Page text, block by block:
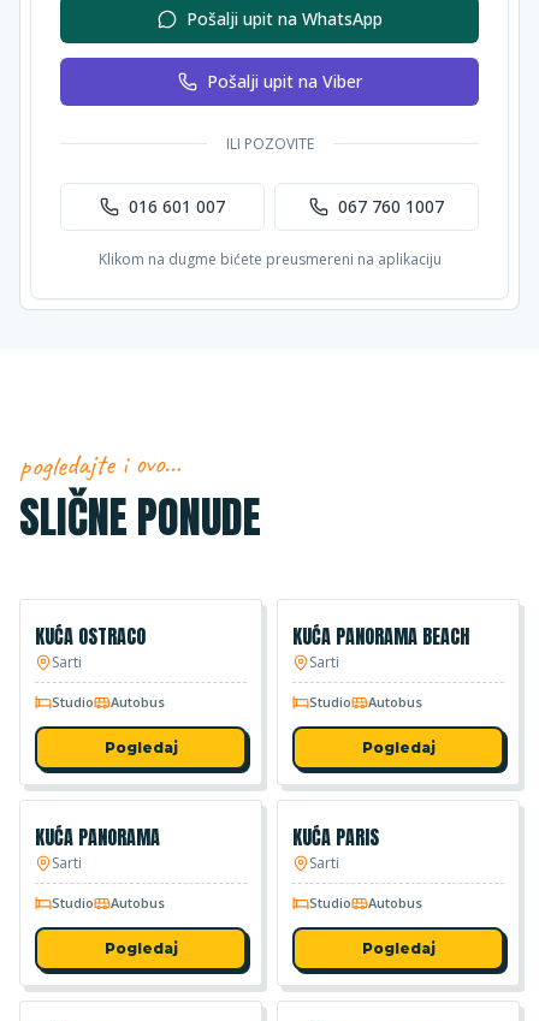
Pošalji upit na WhatsApp
Pošalji upit na Viber
ILI POZOVITE
016 601 007 067 760 1007
Klikom na dugme bićete preusmereni na aplikaciju
pogledajte i ovo…
SLIČNE PONUDE
KUĆA OSTRACO
Sarti
Studio Autobus
Pogledaj
KUĆA PANORAMA BEACH
Sarti
Studio Autobus
Pogledaj
KUĆA PANORAMA
Sarti
Studio Autobus
Pogledaj
KUĆA PARIS
Sarti
Studio Autobus
Pogledaj